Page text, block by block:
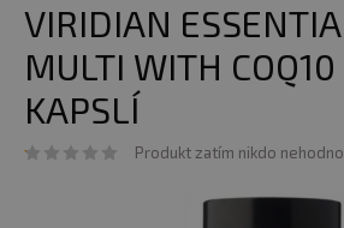
VIRIDIAN
MULTI WITH
KAPSLÍ
Produkt zatím nikdo